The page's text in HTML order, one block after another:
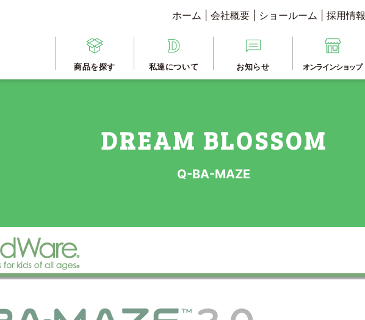
ホーム 会社概要 ショールーム 採用情報
商品を探す 私達について お知らせ オンラインショップ
Q-BA-MAZE